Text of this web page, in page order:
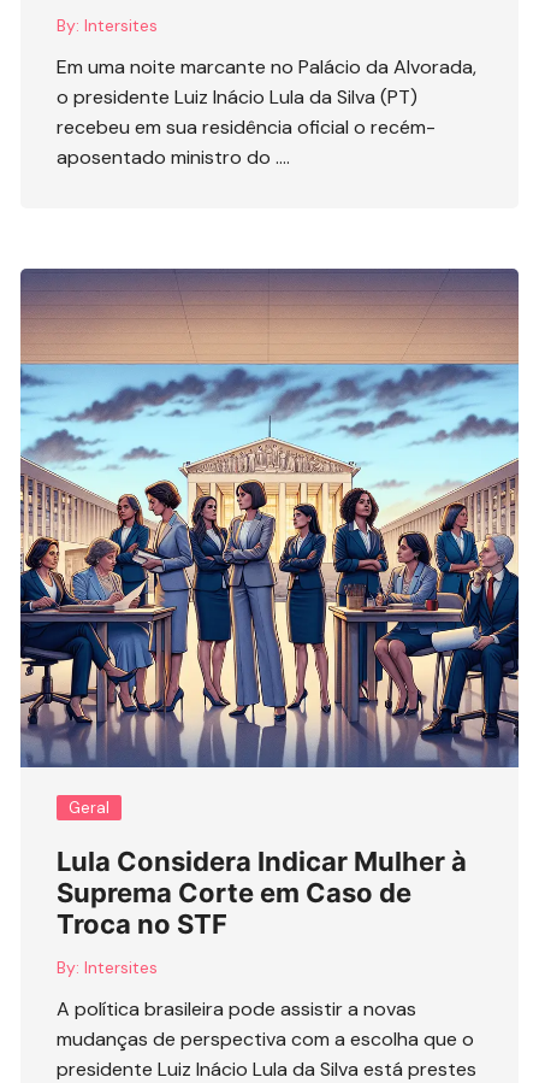
By: Intersites
Em uma noite marcante no Palácio da Alvorada,
o presidente Luiz Inácio Lula da Silva (PT)
recebeu em sua residência oficial o recém-
aposentado ministro do ….
Geral
Lula Considera Indicar Mulher à
Suprema Corte em Caso de
Troca no STF
By: Intersites
A política brasileira pode assistir a novas
mudanças de perspectiva com a escolha que o
presidente Luiz Inácio Lula da Silva está prestes